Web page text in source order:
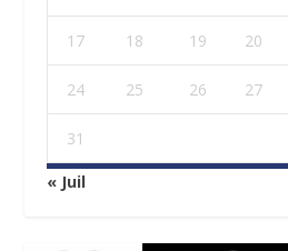
17 18 19 20
24 25 26 27
31
« Juil